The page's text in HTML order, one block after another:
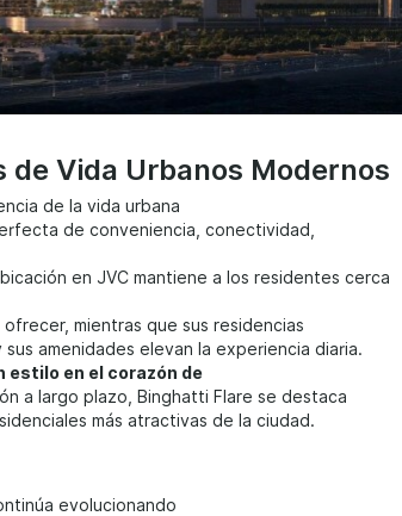
de Vida Urbanos Modernos
de la vida urbana
de conveniencia, conectividad,
en JVC mantiene a los residentes cerca
mientras que sus residencias
amenidades elevan la experiencia diaria.
estilo en el corazón de
a largo plazo, Binghatti Flare se destaca
más atractivas de la ciudad.
evolucionando